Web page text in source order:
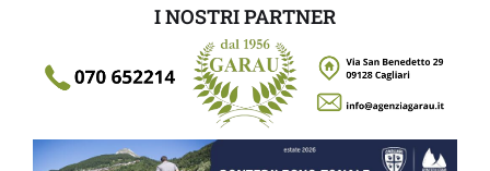
I NOSTRI PARTNER